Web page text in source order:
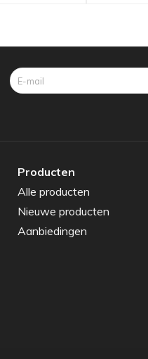
Producten
Alle producten
Nieuwe producten
Aanbiedingen